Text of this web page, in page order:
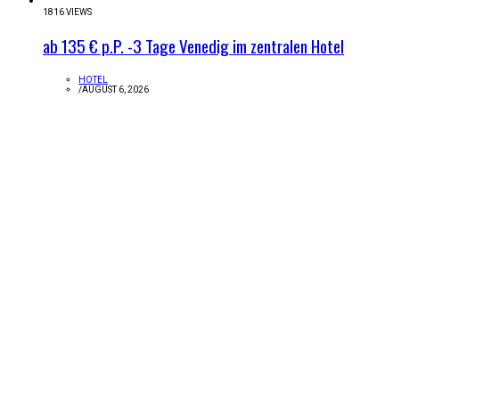
1816 VIEWS
ab 135 € p.P. -3 Tage Venedig im zentralen Hotel
HOTEL
/AUGUST 6, 2026